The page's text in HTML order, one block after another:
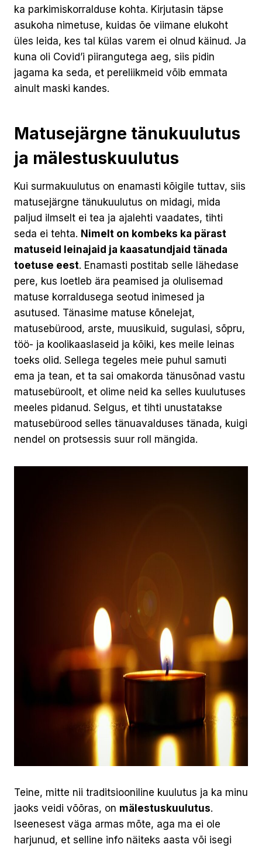
ka parkimiskorralduse kohta. Kirjutasin täpse
asukoha nimetuse, kuidas õe viimane elukoht
üles leida, kes tal külas varem ei olnud käinud. Ja
kuna oli Covid’i piirangutega aeg, siis pidin
jagama ka seda, et pereliikmeid võib emmata
ainult maski kandes.
Matusejärgne tänukuulutus
ja mälestuskuulutus
Kui surmakuulutus on enamasti kõigile tuttav, siis
matusejärgne tänukuulutus on midagi, mida
paljud ilmselt ei tea ja ajalehti vaadates, tihti
seda ei tehta. Nimelt on kombeks ka pärast
matuseid leinajaid ja kaasatundjaid tänada
toetuse eest. Enamasti postitab selle lähedase
pere, kus loetleb ära peamised ja olulisemad
matuse korraldusega seotud inimesed ja
asutused. Tänasime matuse kõnelejat,
matusebürood, arste, muusikuid, sugulasi, sõpru,
töö- ja koolikaaslaseid ja kõiki, kes meile leinas
toeks olid. Sellega tegeles meie puhul samuti
ema ja tean, et ta sai omakorda tänusõnad vastu
matusebüroolt, et olime neid ka selles kuulutuses
meeles pidanud. Selgus, et tihti unustatakse
matusebürood selles tänuavalduses tänada, kuigi
nendel on protsessis suur roll mängida.
Teine, mitte nii traditsiooniline kuulutus ja ka minu
jaoks veidi võõras, on mälestuskuulutus.
Iseenesest väga armas mõte, aga ma ei ole
harjunud, et selline info näiteks aasta või isegi